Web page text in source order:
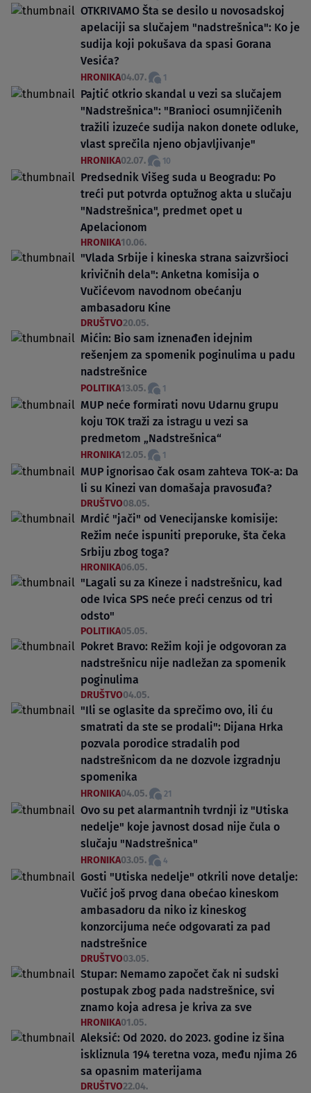
OTKRIVAMO Šta se desilo u novosadskoj
apelaciji sa slučajem "nadstrešnica": Ko je
sudija koji pokušava da spasi Gorana
Vesića?
HRONIKA04.07. 1
Pajtić otkrio skandal u vezi sa slučajem
"Nadstrešnica": "Branioci osumnjičenih
tražili izuzeće sudija nakon donete odluke,
vlast sprečila njeno objavljivanje"
HRONIKA02.07. 10
Predsednik Višeg suda u Beogradu: Po
treći put potvrda optužnog akta u slučaju
"Nadstrešnica", predmet opet u
Apelacionom
HRONIKA10.06.
"Vlada Srbije i kineska strana saizvršioci
krivičnih dela": Anketna komisija o
Vučićevom navodnom obećanju
ambasadoru Kine
DRUŠTVO20.05.
Mićin: Bio sam iznenađen idejnim
rešenjem za spomenik poginulima u padu
nadstrešnice
POLITIKA13.05. 1
MUP neće formirati novu Udarnu grupu
koju TOK traži za istragu u vezi sa
predmetom „Nadstrešnica“
HRONIKA12.05. 1
MUP ignorisao čak osam zahteva TOK-a: Da
li su Kinezi van domašaja pravosuđa?
DRUŠTVO08.05.
Mrdić "jači" od Venecijanske komisije:
Režim neće ispuniti preporuke, šta čeka
Srbiju zbog toga?
HRONIKA06.05.
"Lagali su za Kineze i nadstrešnicu, kad
ode Ivica SPS neće preći cenzus od tri
odsto"
POLITIKA05.05.
Pokret Bravo: Režim koji je odgovoran za
nadstrešnicu nije nadležan za spomenik
poginulima
DRUŠTVO04.05.
"Ili se oglasite da sprečimo ovo, ili ću
smatrati da ste se prodali": Dijana Hrka
pozvala porodice stradalih pod
nadstrešnicom da ne dozvole izgradnju
spomenika
HRONIKA04.05. 21
Ovo su pet alarmantnih tvrdnji iz "Utiska
nedelje" koje javnost dosad nije čula o
slučaju "Nadstrešnica"
HRONIKA03.05. 4
Gosti "Utiska nedelje" otkrili nove detalje:
Vučić još prvog dana obećao kineskom
ambasadoru da niko iz kineskog
konzorcijuma neće odgovarati za pad
nadstrešnice
DRUŠTVO03.05.
Stupar: Nemamo započet čak ni sudski
postupak zbog pada nadstrešnice, svi
znamo koja adresa je kriva za sve
HRONIKA01.05.
Aleksić: Od 2020. do 2023. godine iz šina
iskliznula 194 teretna voza, među njima 26
sa opasnim materijama
DRUŠTVO22.04.